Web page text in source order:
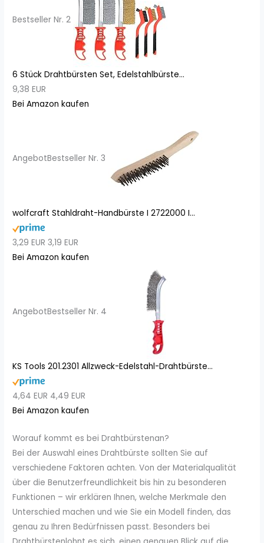
Bestseller Nr. 2
6 Stück Drahtbürsten Set, Edelstahlbürste...
9,38 EUR
Bei Amazon kaufen
AngebotBestseller Nr. 3
wolfcraft Stahldraht-Handbürste I 2722000 I...
3,29 EUR 3,19 EUR
Bei Amazon kaufen
AngebotBestseller Nr. 4
KS Tools 201.2301 Allzweck-Edelstahl-Drahtbürste...
4,64 EUR 4,49 EUR
Bei Amazon kaufen
Worauf kommt es bei Drahtbürstenan?
Bei der Auswahl eines Drahtbürste sollten Sie auf
verschiedene Faktoren achten. Von der Materialqualität
über die Benutzerfreundlichkeit bis hin zu besonderen
Funktionen – wir erklären Ihnen, welche Merkmale den
Unterschied machen und wie Sie ein Modell finden, das
genau zu Ihren Bedürfnissen passt. Besonders bei